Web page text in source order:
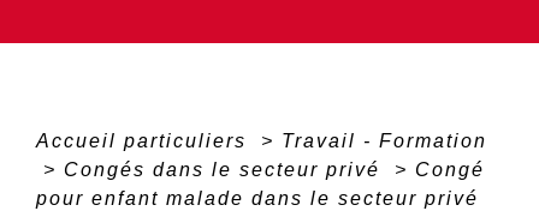
Accueil particuliers > Travail - Formation
> Congés dans le secteur privé > Congé
pour enfant malade dans le secteur privé